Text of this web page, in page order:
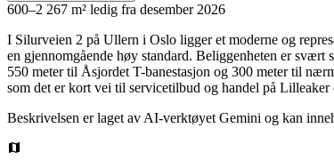
600–2 267 m² ledig fra desember 2026
I Silurveien 2 på Ullern i Oslo ligger et moderne og
en gjennomgående høy standard. Beliggenheten er
550 meter til Åsjordet T-banestasjon og 300 meter til
som det er kort vei til servicetilbud og handel på Lilleaker
Beskrivelsen er laget av AI-verktøyet Gemini og kan